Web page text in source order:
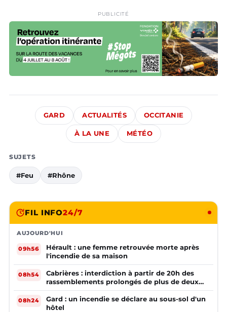
PUBLICITÉ
GARD ACTUALITÉS OCCITANIE
À LA UNE MÉTÉO
SUJETS
#Feu #Rhône
FIL INFO24/7
AUJOURD'HUI
09h56
Hérault : une femme retrouvée morte après
l'incendie de sa maison
08h54
Cabrières : interdiction à partir de 20h des
rassemblements prolongés de plus de deux
mineurs non accompagnés d'un adulte
08h24
Gard : un incendie se déclare au sous-sol d'un
hôtel